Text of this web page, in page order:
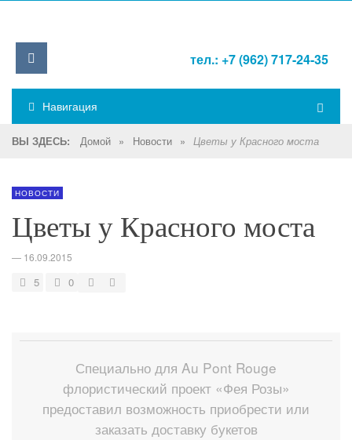
тел.: +7 (962) 717-24-35
Навигация
ВЫ ЗДЕСЬ: Домой » Новости » Цветы у Красного моста
НОВОСТИ
Цветы у Красного моста
— 16.09.2015
5 0
Специально для Au Pont Rouge
флористический проект «Фея Розы»
предоставил возможность приобрести или
заказать доставку букетов